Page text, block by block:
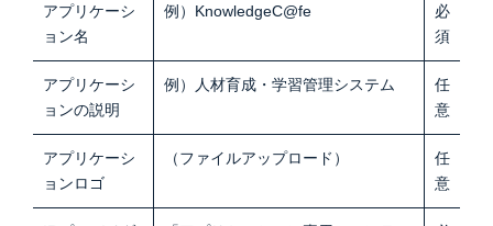
アプリケーシ
ョン名
例）KnowledgeC@fe
必
須
アプリケーシ
ョンの説明
例）人材育成・学習管理システム
任
意
アプリケーシ
ョンロゴ
（ファイルアップロード）
任
意